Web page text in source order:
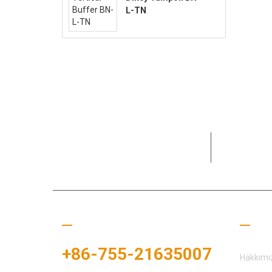
L-TN
+86-755-21635007